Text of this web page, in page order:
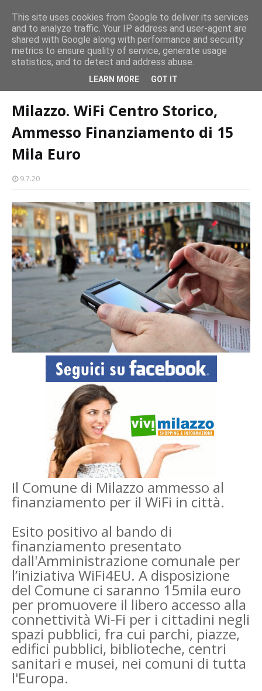
Milazzo 28ª Sagra del Pesce a Vaccarella: il programma
EVENTI
tecnologia
Milazzo. WiFi Centro Storico, Ammesso
Milazzo. WiFi Centro Storico,
Ammesso Finanziamento di 15
Mila Euro
9.7.20
Il Comune di Milazzo ammesso al
finanziamento per il WiFi in città.
Esito positivo al bando di
finanziamento presentato
dall'Amministrazione comunale per
l’iniziativa WiFi4EU. A disposizione
del Comune ci saranno 15mila euro
per promuovere il libero accesso alla
connettività Wi-Fi per i cittadini negli
spazi pubblici, fra cui parchi, piazze,
edifici pubblici, biblioteche, centri
sanitari e musei, nei comuni di tutta
l'Europa.
This site uses cookies from Google to deliver its services
and to analyze traffic. Your IP address and user-agent are
shared with Google along with performance and security
metrics to ensure quality of service, generate usage
statistics, and to detect and address abuse.
LEARN MORE GOT IT